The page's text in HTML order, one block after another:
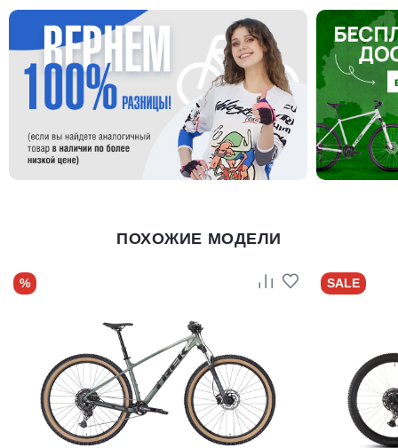
ПОХОЖИЕ МОДЕЛИ
% SALE